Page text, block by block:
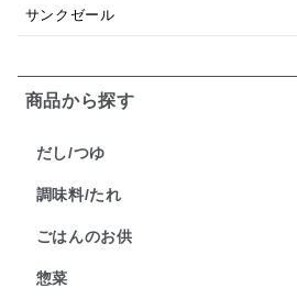
サンクゼール
商品から探す
だし/つゆ
調味料/たれ
ごはんのお供
惣菜